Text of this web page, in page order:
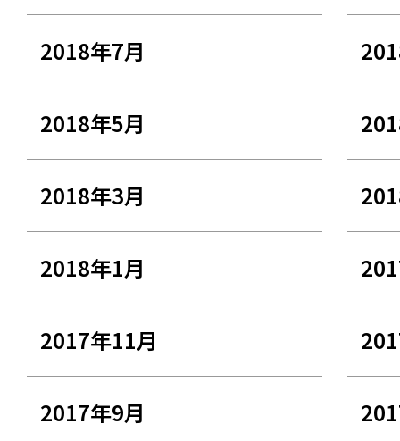
2018年7月
2018年5月
2018年3月
2018年1月
2017年11月
2017年9月